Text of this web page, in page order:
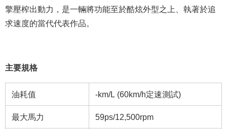
擎壓榨出動力，是一輛將功能至於酷炫外型之上、執著於追
求速度的當代代表作品。
主要規格
油耗值 -km/L (60km/h定速測試)
最大馬力 59ps/12,500rpm